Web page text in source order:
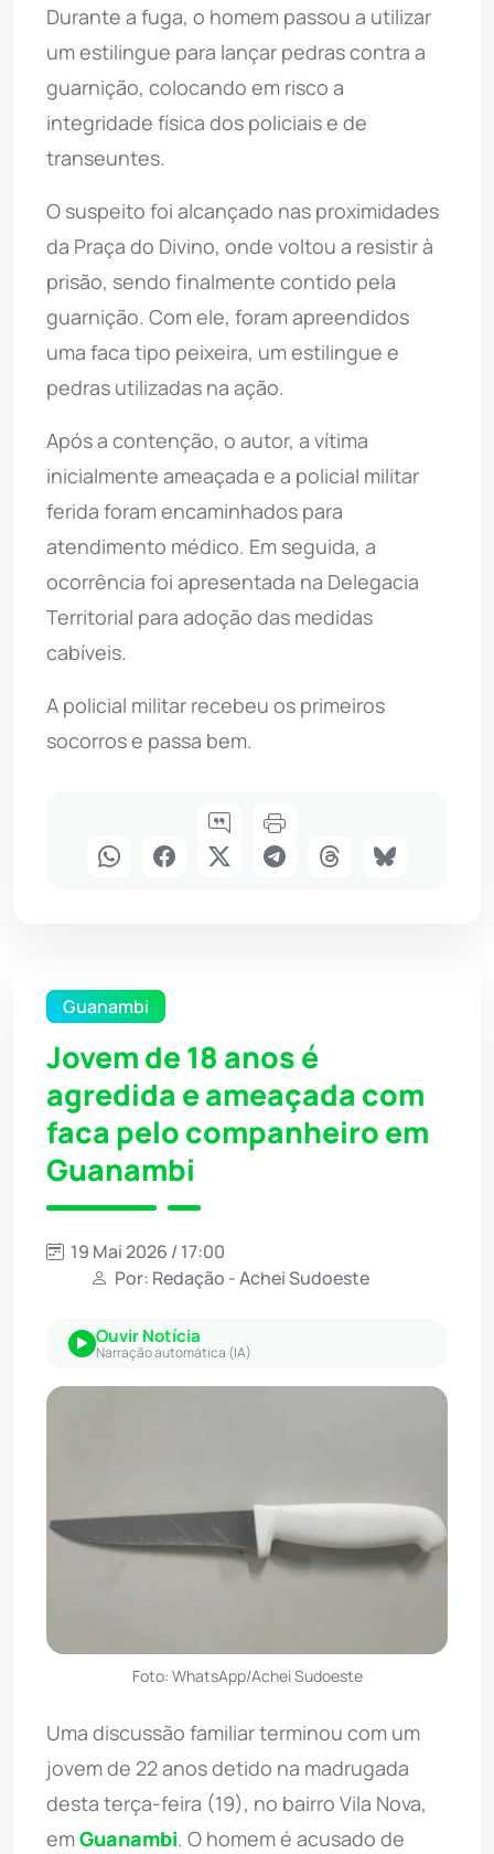
Durante a fuga, o homem passou a utilizar
um estilingue para lançar pedras contra a
guarnição, colocando em risco a
integridade física dos policiais e de
transeuntes.
O suspeito foi alcançado nas proximidades
da Praça do Divino, onde voltou a resistir à
prisão, sendo finalmente contido pela
guarnição. Com ele, foram apreendidos
uma faca tipo peixeira, um estilingue e
pedras utilizadas na ação.
Após a contenção, o autor, a vítima
inicialmente ameaçada e a policial militar
ferida foram encaminhados para
atendimento médico. Em seguida, a
ocorrência foi apresentada na Delegacia
Territorial para adoção das medidas
cabíveis.
A policial militar recebeu os primeiros
socorros e passa bem.
Guanambi
Jovem de 18 anos é
agredida e ameaçada com
faca pelo companheiro em
Guanambi
19 Mai 2026 / 17:00
Por: Redação - Achei Sudoeste
Ouvir Notícia
Narração automática (IA)
Foto: WhatsApp/Achei Sudoeste
Uma discussão familiar terminou com um
jovem de 22 anos detido na madrugada
desta terça-feira (19), no bairro Vila Nova,
emGuanambi. O homem é acusado de